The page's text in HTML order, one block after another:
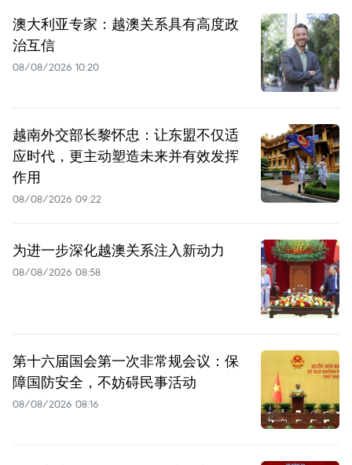
澳大利亚专家：越澳关系具有高度政
治互信
08/08/2026 10:20
越南外交部长黎怀忠：让东盟不仅适
应时代，更主动塑造未来并有效发挥
作用
08/08/2026 09:22
为进一步深化越澳关系注入新动力
08/08/2026 08:58
第十六届国会第一次非常规会议：保
障国防安全，不妨碍民事活动
08/08/2026 08:16